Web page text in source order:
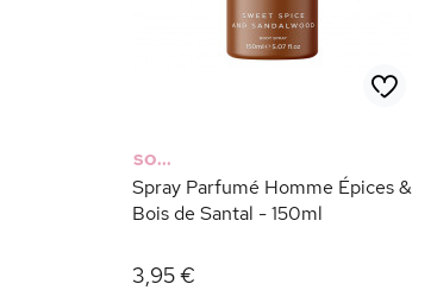
SO...
Spray Parfumé Homme Épices &
Bois de Santal - 150ml
3,95 €